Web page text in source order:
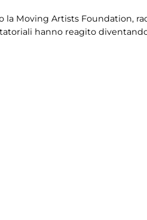
la Moving Artists Foundation,
hanno reagito